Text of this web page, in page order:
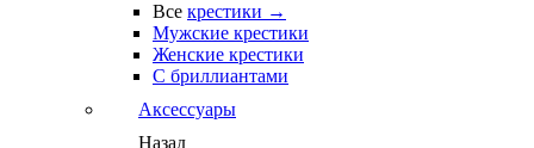
Все крестики →
Мужские крестики
Женские крестики
С бриллиантами
Аксессуары
Назад